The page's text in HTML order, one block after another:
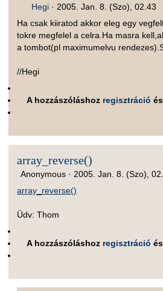
Hegi · 2005. Jan. 8. (Szo), 02.43
Ha csak kiiratod akkor eleg egy
tokre megfelel a celra.Ha masra
a tombot(pl maximumelvu
//Hegi
A hozzászóláshoz regisztráció és
array_reverse()
Anonymous · 2005. Jan. 8. (Szo),
array_reverse()
Üdv: Thom
A hozzászóláshoz regisztráció és